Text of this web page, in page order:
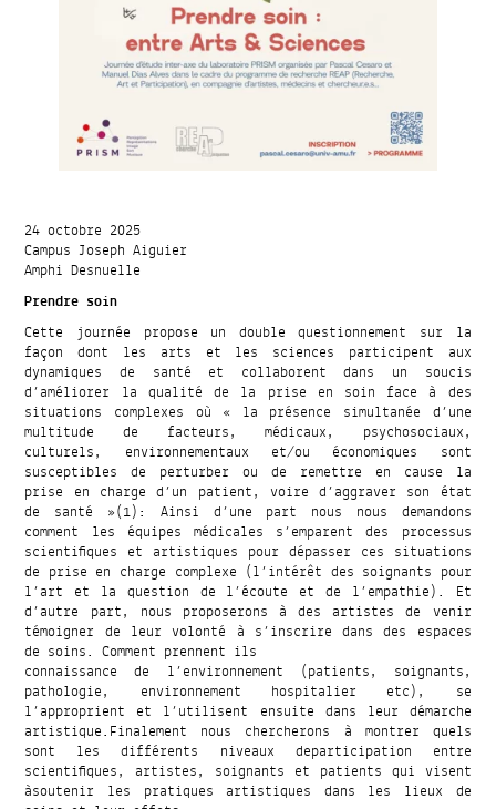
24 octobre 2025
Campus Joseph Aiguier
Amphi Desnuelle
Prendre soin
Cette journée propose un double questionnement sur la
façon dont les arts et les sciences participent aux
dynamiques de santé et collaborent dans un soucis
d’améliorer la qualité de la prise en soin face à des
situations complexes où « la présence simultanée d’une
multitude de facteurs, médicaux, psychosociaux,
culturels, environnementaux et/ou économiques sont
susceptibles de perturber ou de remettre en cause la
prise en charge d’un patient, voire d’aggraver son état
de santé »(1): Ainsi d’une part nous nous demandons
comment les équipes médicales s’emparent des processus
scientifiques et artistiques pour dépasser ces situations
de prise en charge complexe (l’intérêt des soignants pour
l’art et la question de l’écoute et de l’empathie). Et
d’autre part, nous proposerons à des artistes de venir
témoigner de leur volonté à s’inscrire dans des espaces
de soins. Comment prennent ils
connaissance de l’environnement (patients, soignants,
pathologie, environnement hospitalier etc), se
l’approprient et l’utilisent ensuite dans leur démarche
artistique.Finalement nous chercherons à montrer quels
sont les différents niveaux departicipation entre
scientifiques, artistes, soignants et patients qui visent
àsoutenir les pratiques artistiques dans les lieux de